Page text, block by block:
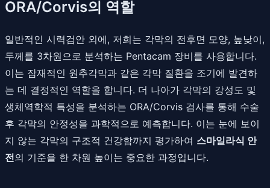
ORA/Corvis의 역할
일반적인 시력검안 외에, 저희는 각막의 전후면 모양, 높낮이,
두께를 3차원으로 분석하는 Pentacam 장비를 사용합니다.
이는 잠재적인 원추각막과 같은 각막 질환을 조기에 발견하
는 데 결정적인 역할을 합니다. 더 나아가 각막의 강성도 및
생체역학적 특성을 분석하는 ORA/Corvis 검사를 통해 수술
후 각막의 안정성을 과학적으로 예측합니다. 이는 눈에 보이
지 않는 각막의 구조적 건강함까지 평가하여 스마일라식 안
전의 기준을 한 차원 높이는 중요한 과정입니다.